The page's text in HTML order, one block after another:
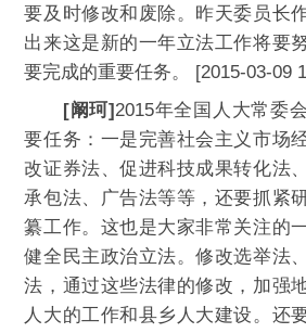
要及时修改和废除。昨天委员长
出来这是新的一年立法工作将要
要完成的重要任务。 [2015-03-09
[阚珂]2015年全国人大常委
要任务：一是完善社会主义市场
改证券法、促进科技成果转化法
承包法、广告法等等，还要抓紧
纂工作。这也是大家非常关注的
健全民主政治立法。修改选举法
法，通过这些法律的修改，加强
人大的工作和县乡人大建设。还